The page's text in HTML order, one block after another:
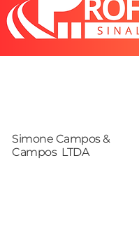
Simone Campos &
Campos LTDA